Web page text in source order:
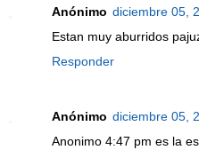
Anónimo diciembre 05,
Estan muy aburridos
Responder
Anónimo diciembre 05,
Anonimo 4:47 pm es la